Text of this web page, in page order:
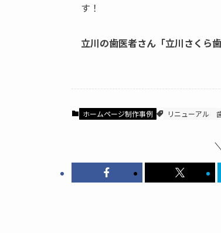
す！
立川の歯医者さん「立川さくら
ホームページ制作事例 リニューアル